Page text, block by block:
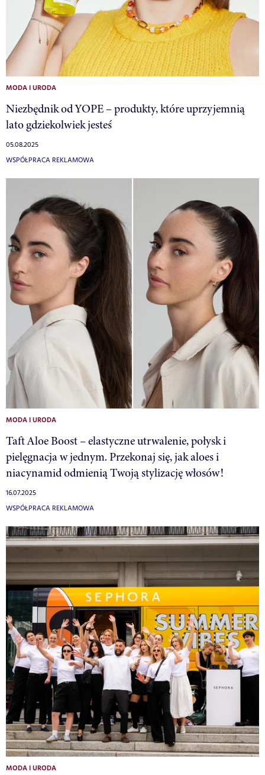
MODA I URODA
Niezbędnik od YOPE – produkty, które uprzyjemnią
lato gdziekolwiek jesteś
05.08.2025
WSPÓŁPRACA REKLAMOWA
MODA I URODA
Taft Aloe Boost – elastyczne utrwalenie, połysk i
pielęgnacja w jednym. Przekonaj się, jak aloes i
niacynamid odmienią Twoją stylizację włosów!
16.07.2025
WSPÓŁPRACA REKLAMOWA
MODA I URODA